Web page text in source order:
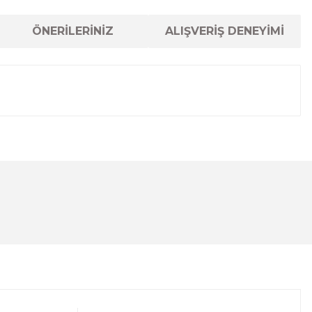
ÖNERİLERİNİZ ALIŞVERİŞ DENEYİMİ